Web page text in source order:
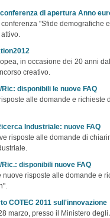
di apertura Anno
"Sfide demografiche
in occasione dei 20 anni
creativo.
Ric: disponibili le nuove FAQ
alle domande e richieste
Industriale: nuove FAQ
risposte alle domande di
Ric.: disponibili nuove FAQ
risposte alle domande e
COTEC 2011 sull'innovazione
marzo, presso il Ministero